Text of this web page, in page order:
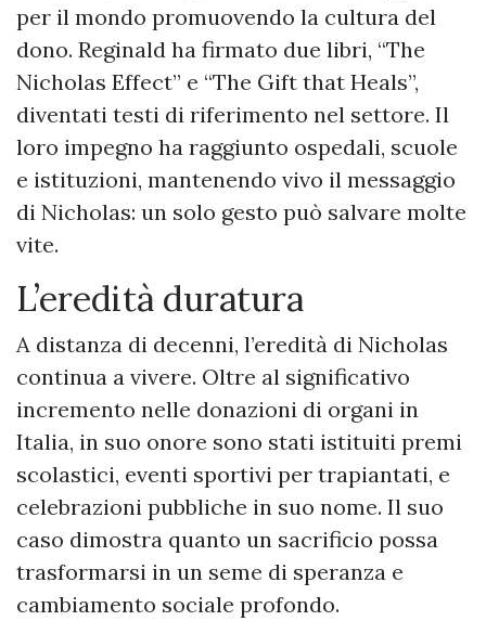
per il mondo promuovendo la cultura del
dono. Reginald ha firmato due libri, “The
Nicholas Effect” e “The Gift that Heals”,
diventati testi di riferimento nel settore. Il
loro impegno ha raggiunto ospedali, scuole
e istituzioni, mantenendo vivo il messaggio
di Nicholas: un solo gesto può salvare molte
vite.
L’eredità duratura
A distanza di decenni, l’eredità di Nicholas
continua a vivere. Oltre al significativo
incremento nelle donazioni di organi in
Italia, in suo onore sono stati istituiti premi
scolastici, eventi sportivi per trapiantati, e
celebrazioni pubbliche in suo nome. Il suo
caso dimostra quanto un sacrificio possa
trasformarsi in un seme di speranza e
cambiamento sociale profondo.